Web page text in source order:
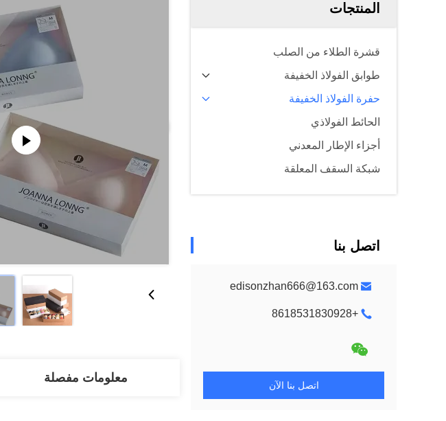
المنتجات
قشرة الطلاء من الصلب
طوابق الفولاذ الخفيفة
حفرة الفولاذ الخفيفة
الحائط الفولاذي
أجزاء الإطار المعدني
شبكة السقف المعلقة
اتصل بنا
edisonzhan666@163.com
+8618531830928
اتصل بنا الآن
معلومات مفصلة